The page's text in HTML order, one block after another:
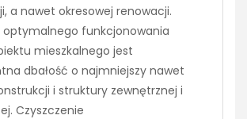
a nawet okresowej renowacji.
optymalnego funkcjonowania
mieszkalnego jest
dbałość o najmniejszy nawet
i struktury zewnętrznej i
Czyszczenie